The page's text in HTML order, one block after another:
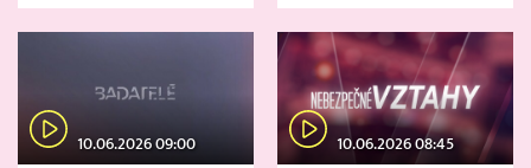
10.06.2026 09:00 10.06.2026 08:45